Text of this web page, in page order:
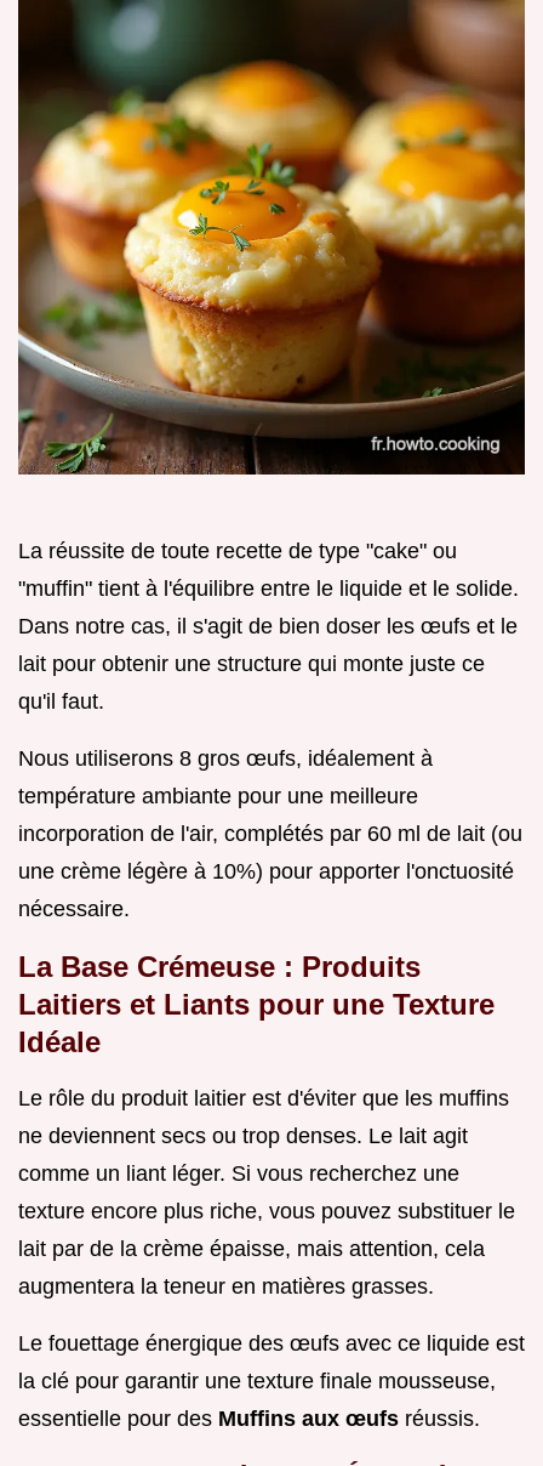
La réussite de toute recette de type "cake" ou
"muffin" tient à l'équilibre entre le liquide et le solide.
Dans notre cas, il s'agit de bien doser les œufs et le
lait pour obtenir une structure qui monte juste ce
qu'il faut.
Nous utiliserons 8 gros œufs, idéalement à
température ambiante pour une meilleure
incorporation de l'air, complétés par 60 ml de lait (ou
une crème légère à 10%) pour apporter l'onctuosité
nécessaire.
La Base Crémeuse : Produits
Laitiers et Liants pour une Texture
Idéale
Le rôle du produit laitier est d'éviter que les muffins
ne deviennent secs ou trop denses. Le lait agit
comme un liant léger. Si vous recherchez une
texture encore plus riche, vous pouvez substituer le
lait par de la crème épaisse, mais attention, cela
augmentera la teneur en matières grasses.
Le fouettage énergique des œufs avec ce liquide est
la clé pour garantir une texture finale mousseuse,
essentielle pour des Muffins aux œufs réussis.